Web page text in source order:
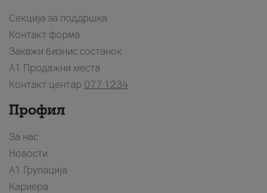
Секција за поддршка
Контакт форма
Закажи бизнис состанок
A1 Продажни места
Контакт центар 077 1234
Профил
За нас
Новости
А1 Групација
Кариера